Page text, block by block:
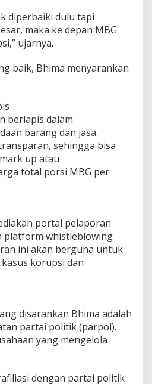
diperbaiki dulu tapi
maka ke depan MBG
ujarnya.
baik, Bhima menyarankan
berlapis dalam
barang dan jasa.
sehingga bisa
up atau
total porsi MBG per
portal pelaporan
platform whistleblowing
ini akan berguna untuk
korupsi dan
disarankan Bhima adalah
partai politik (parpol).
yang mengelola
dengan partai politik